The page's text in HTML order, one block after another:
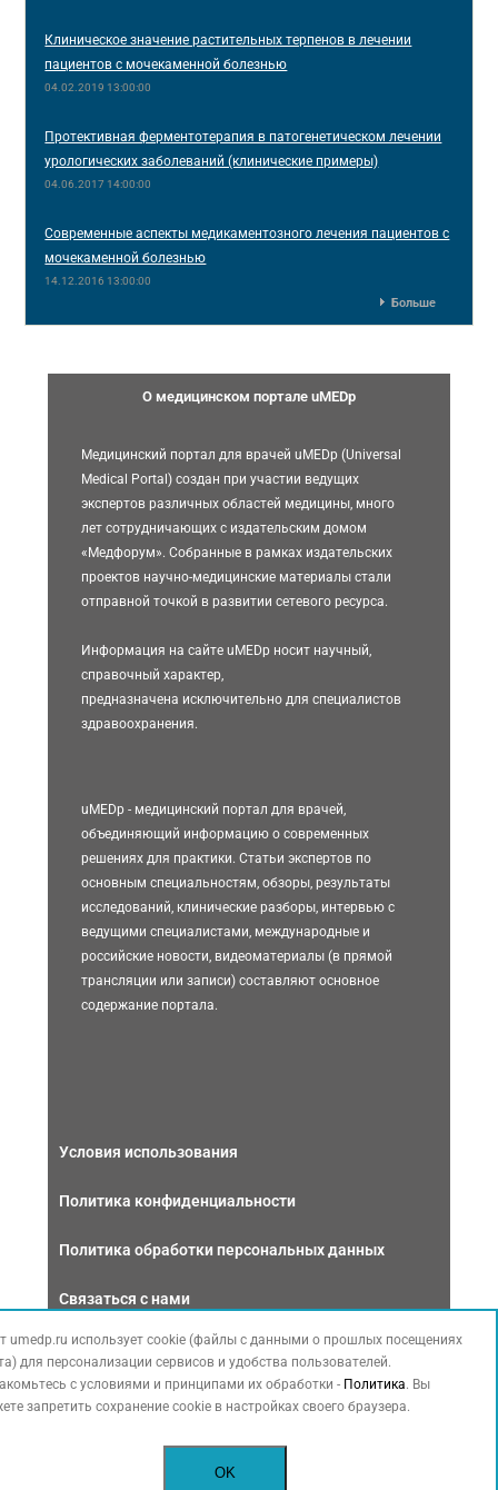
Клиническое значение растительных терпенов в лечении
пациентов с мочекаменной болезнью
04.02.2019 13:00:00
Протективная ферментотерапия в патогенетическом лечении
урологических заболеваний (клинические примеры)
04.06.2017 14:00:00
Современные аспекты медикаментозного лечения пациентов с
мочекаменной болезнью
14.12.2016 13:00:00
Больше
О медицинском портале uMEDp
Медицинский портал для врачей uMEDp (Universal
Medical Portal) создан при участии ведущих
экспертов различных областей медицины, много
лет сотрудничающих с издательским домом
«Медфорум». Собранные в рамках издательских
проектов научно-медицинские материалы стали
отправной точкой в развитии сетевого ресурса.
Информация на сайте uMEDp носит научный,
справочный характер,
предназначена исключительно для специалистов
здравоохранения.
uMEDp - медицинский портал для врачей,
объединяющий информацию о современных
решениях для практики. Статьи экспертов по
основным специальностям, обзоры, результаты
исследований, клинические разборы, интервью с
ведущими специалистами, международные и
российские новости, видеоматериалы (в прямой
трансляции или записи) составляют основное
содержание портала.
Условия использования
Политика конфиденциальности
Политика обработки персональных данных
Связаться с нами
также содержит материалы, принадлежащие третьей стороне,
охраняемые законом РФ об авторских правах.
umedp.ru использует cookie (файлы с данными о прошлых посещениях
для персонализации сервисов и удобства пользователей.
с условиями и принципами их обработки - Политика. Вы
запретить сохранение cookie в настройках своего браузера.
OK